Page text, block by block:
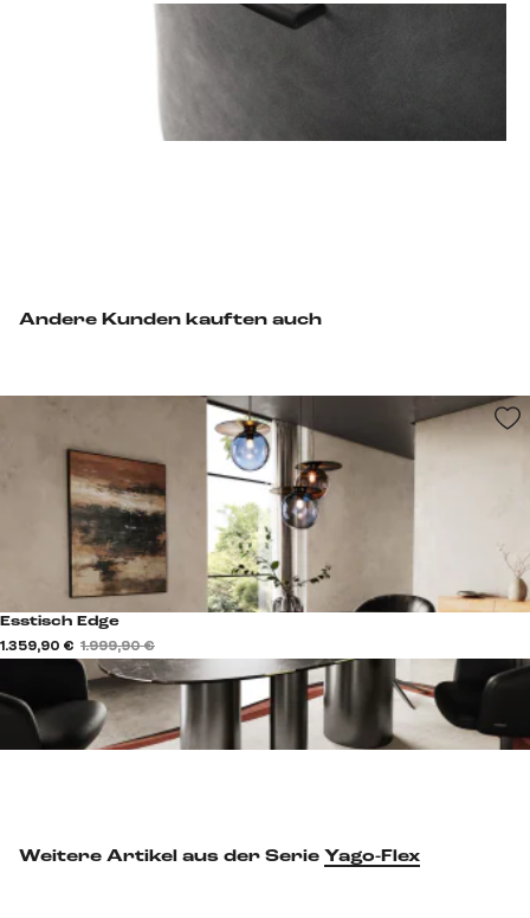
Stuhlgriff hinzufügen
Weitere Artikel aus der Serie Yago-Flex
Andere Kunden kauften auch
Esstisch Edge
1.359,90 € 1.999,90 €